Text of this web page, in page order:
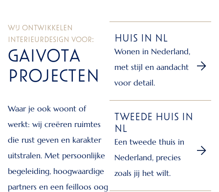
WIJ ONTWIKKELEN
INTERIEURDESIGN VOOR:
GAIVOTA
PROJECTEN
Waar je ook woont of
werkt: wij creëren ruimtes
die rust geven en karakter
uitstralen. Met persoonlijke
begeleiding, hoogwaardige
partners en een feilloos oog
HUIS IN NL
Wonen in Nederland,
met stijl en aandacht
voor detail.
TWEEDE HUIS IN
NL
Een tweede thuis in
Nederland, precies
zoals jij het wilt.